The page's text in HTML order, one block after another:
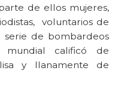
de ellos mujeres,
voluntarios de
de bombardeos
calificó de
y llanamente de